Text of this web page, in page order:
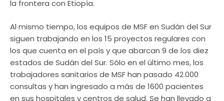
la frontera con Etiopía.
Al mismo tiempo, los equipos de MSF en Sudán del Sur
siguen trabajando en los 15 proyectos regulares con
los que cuenta en el país y que abarcan 9 de los diez
estados de Sudán del Sur. Sólo en el último mes, los
trabajadores sanitarios de MSF han pasado 42.000
consultas y han ingresado a más de 1600 pacientes
en sus hospitales y centros de salud. Se han llevado a